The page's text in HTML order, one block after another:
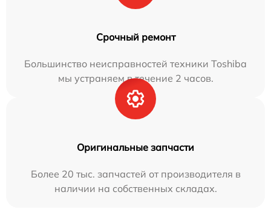
Срочный ремонт
Большинство неисправностей техники Toshiba
мы устраняем в течение 2 часов.
Оригинальные запчасти
Более 20 тыс. запчастей от производителя в
наличии на собственных складах.